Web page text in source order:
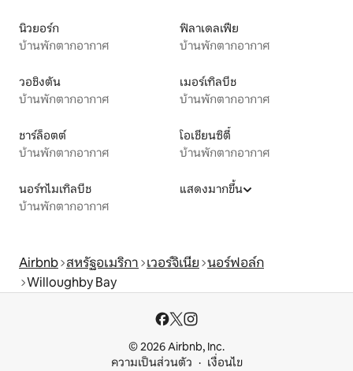
นิวยอร์ก
บ้านพักตากอากาศ
ฟิลาเดลเฟีย
บ้านพักตากอากาศ
วอชิงตัน
บ้านพักตากอากาศ
เมอร์เทิลบีช
บ้านพักตากอากาศ
ชาร์ล็อตต์
บ้านพักตากอากาศ
โอเชียนซิตี้
บ้านพักตากอากาศ
นอร์ทไมเทิลบีช
บ้านพักตากอากาศ
แสดงมากขึ้น
Airbnb สหรัฐอเมริกา เวอร์จิเนีย นอร์ฟอล์ก
Willoughby Bay
© 2026 Airbnb, Inc.
ความเป็นส่วนตัว
เงื่อนไข